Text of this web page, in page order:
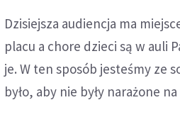
Dzisiejsza audiencja ma
placu a chore dzieci są w auli
je. W ten sposób jesteśmy ze
było, aby nie były narażone